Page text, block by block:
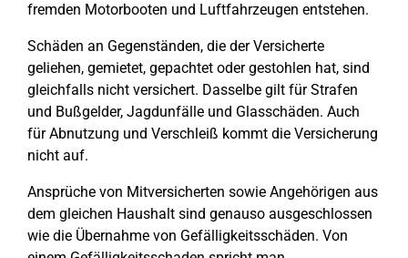
fremden Motorbooten und Luftfahrzeugen entstehen.
Schäden an Gegenständen, die der Versicherte
geliehen, gemietet, gepachtet oder gestohlen hat, sind
gleichfalls nicht versichert. Dasselbe gilt für Strafen
und Bußgelder, Jagdunfälle und Glasschäden. Auch
für Abnutzung und Verschleiß kommt die Versicherung
nicht auf.
Ansprüche von Mitversicherten sowie Angehörigen aus
dem gleichen Haushalt sind genauso ausgeschlossen
wie die Übernahme von Gefälligkeitsschäden. Von